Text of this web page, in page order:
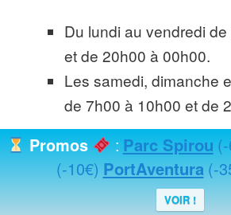
Du lundi au vendredi
et de 20h00 à 00h00.
Les samedi, dimanche
de 7h00 à 10h00 et de
Et comme on l’évoquait juste
possible de profiter de
supplémentaires
Promos :Parc Spirou
(-10€)PortAventura(-
VOIR !